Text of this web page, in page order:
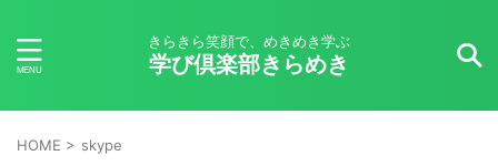
きらきら笑顔で、めきめき学ぶ
学び倶楽部きらめき
HOME > skype